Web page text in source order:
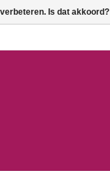
Is dat akkoord?